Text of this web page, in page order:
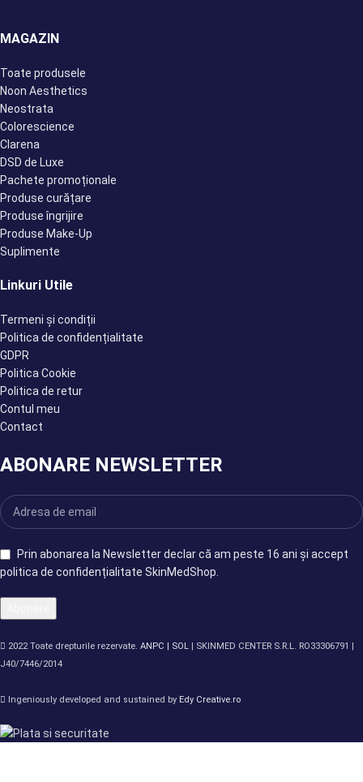
MAGAZIN
Toate produsele
Noon Aesthetics
Neostrata
Colorescience
Clarena
DSD de Luxe
Pachete promoționale
Produse curățare
Produse îngrijire
Produse Make-Up
Suplimente
Linkuri Utile
Termeni și condiții
Politica de confidențialitate
GDPR
Politica Cookie
Politica de retur
Contul meu
Contact
ABONARE NEWSLETTER
Prin abonarea la Newsletter declar că am peste 16 ani și accept
politica de confidențialitate SkinMedShop.
2022 Toate drepturile rezervate. ANPC | SOL | SKINMED CENTER S.R.L. RO33306791 |
J40/7446/2014
Ingeniously developed and sustained by Edy Creative.ro